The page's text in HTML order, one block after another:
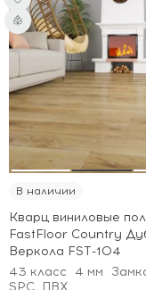
В наличии
Кварц виниловые
FastFloor Country
Веркола FST-104
43 класс
4 мм
SPC, ПВХ